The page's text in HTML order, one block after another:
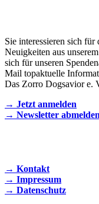
Sie interessieren sich
Neuigkeiten aus
sich für unseren
Mail topaktuelle
Das Zorro Dogsavior e.
→ Jetzt anmelden
→ Newsletter abmelden
→ Kontakt
→ Impressum
→ Datenschutz